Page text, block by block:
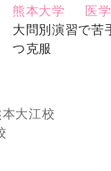
熊本大学
医
大問別演習で苦
つ克服
大江校